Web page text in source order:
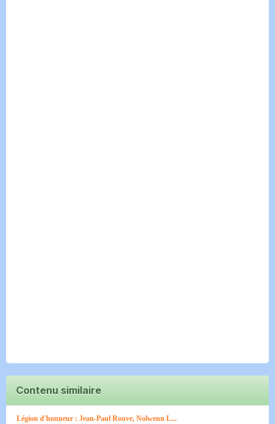
Contenu similaire
Légion d'honneur : Jean-Paul Rouve, Nolwenn L...